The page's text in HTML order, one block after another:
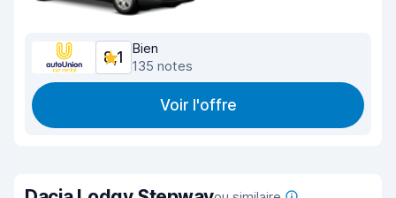
8,1
Bien
135 notes
Voir l'offre